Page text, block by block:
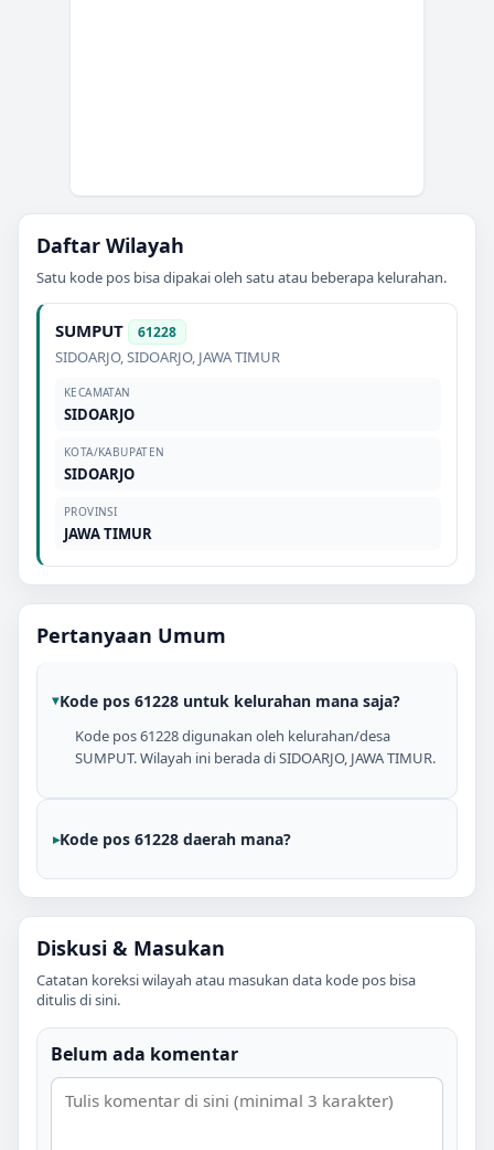
Daftar Wilayah
Satu kode pos bisa dipakai oleh satu atau beberapa kelurahan.
SUMPUT 61228
SIDOARJO,SIDOARJO, JAWA TIMUR
KECAMATAN
SIDOARJO
KOTA/KABUPATEN
SIDOARJO
PROVINSI
JAWA TIMUR
Pertanyaan Umum
Kode pos 61228 untuk kelurahan mana saja?
Kode pos 61228 digunakan oleh kelurahan/desa
SUMPUT. Wilayah ini berada di SIDOARJO, JAWA TIMUR.
Kode pos 61228 daerah mana?
Diskusi & Masukan
Catatan koreksi wilayah atau masukan data kode pos bisa
ditulis di sini.
Belum ada komentar